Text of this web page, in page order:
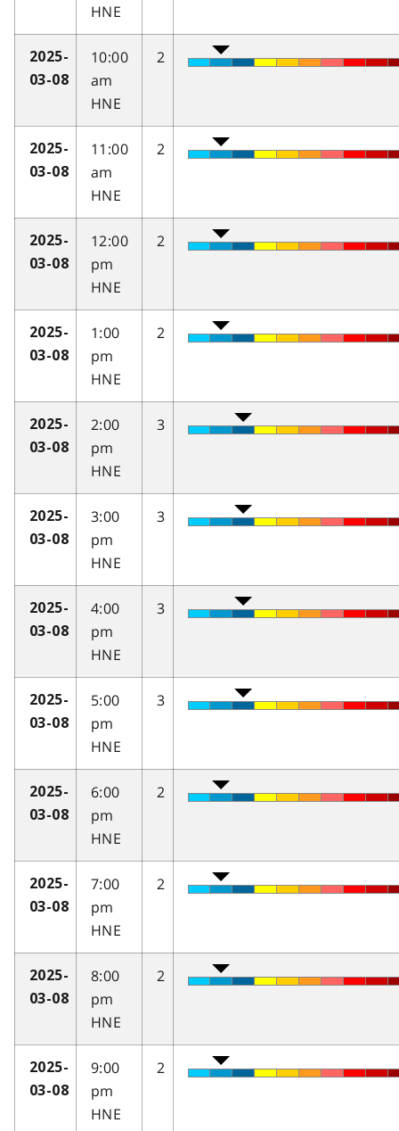
HNE
2025-
03-08
10:00
am
HNE
2
2025-
03-08
11:00
am
HNE
2
2025-
03-08
12:00
pm
HNE
2
2025-
03-08
1:00
pm
HNE
2
2025-
03-08
2:00
pm
HNE
3
2025-
03-08
3:00
pm
HNE
3
2025-
03-08
4:00
pm
HNE
3
2025-
03-08
5:00
pm
HNE
3
2025-
03-08
6:00
pm
HNE
2
2025-
03-08
7:00
pm
HNE
2
2025-
03-08
8:00
pm
HNE
2
2025-
03-08
9:00
pm
HNE
2